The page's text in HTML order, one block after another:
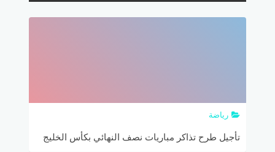
رياضة
تأجيل طرح تذاكر مباريات نصف النهائي بكأس الخليج